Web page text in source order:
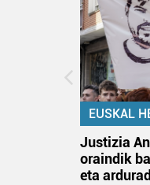
EUSKAL
Justizia
oraindik
eta